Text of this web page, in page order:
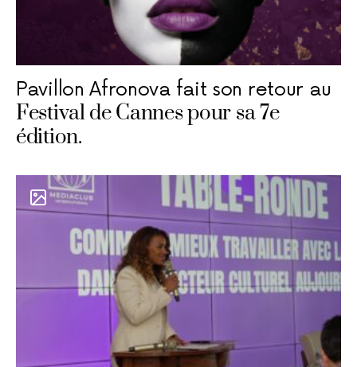
Pavillon Afronova fait son retour au
Festival de Cannes pour sa 7e
édition.